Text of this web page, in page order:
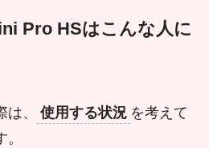
Pro HSはこんな人に
、 使用する状況 を考えて